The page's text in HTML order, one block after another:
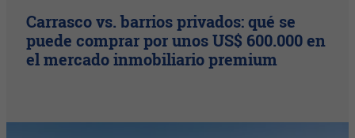
Carrasco vs. barrios privados: qué se
puede comprar por unos US$ 600.000 en
el mercado inmobiliario premium